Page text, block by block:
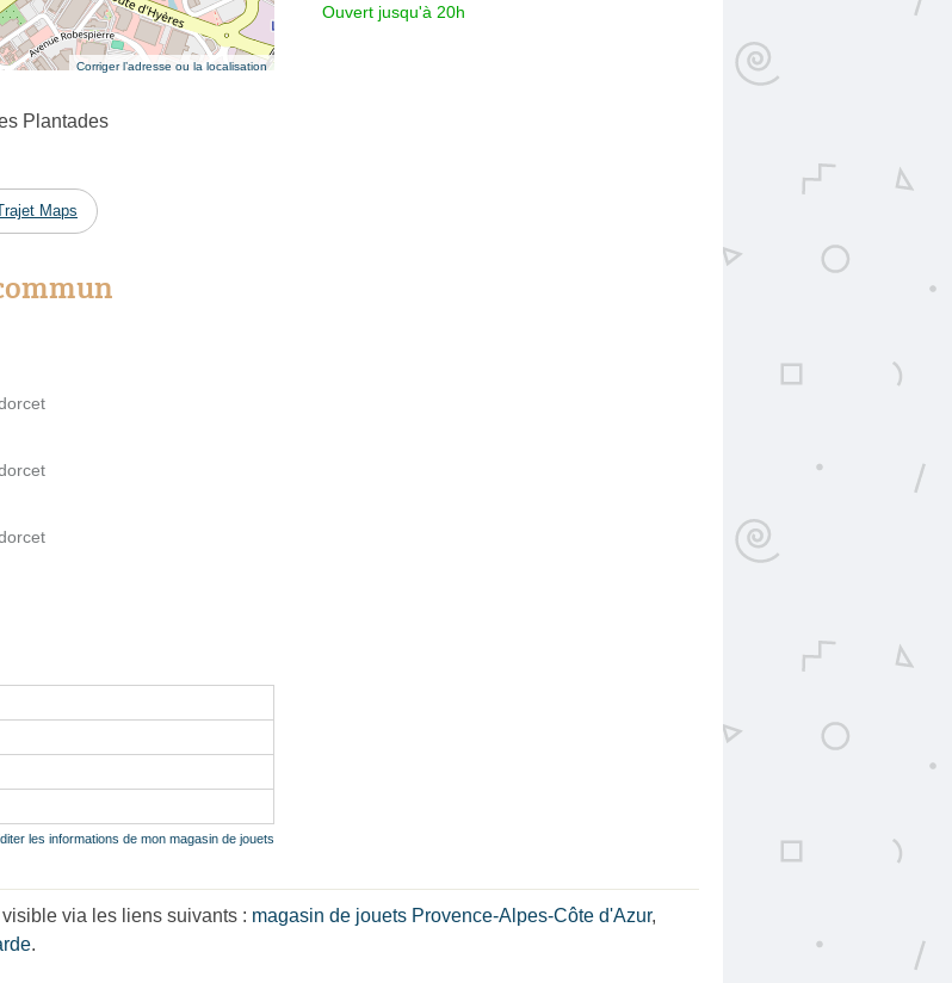
Corriger l’adresse ou la localisation
Plantades
Maps
les informations de mon magasin de jouets
Ouvert jusqu'à 20h
via les liens suivants : magasin de jouets Provence-Alpes-Côte d'Azur,
.